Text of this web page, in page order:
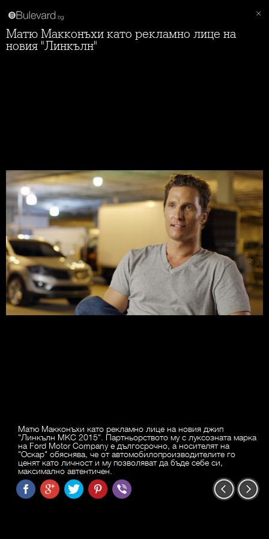
Матю Макконъхи като рекламно лице на
новия "Линкълн"
Матю Макконъхи като рекламно лице на новия джип
"Линкълн MKC 2015". Партньорството му с луксозната марка
на Ford Motor Company е дългосрочно, а носителят на
"Оскар" обяснява, че от автомобилопроизводителите го
ценят като личност и му позволяват да бъде себе си,
максимално автентичен.